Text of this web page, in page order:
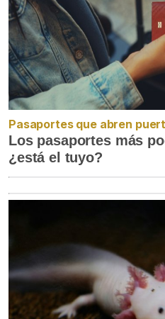
Pasaportes que abren
Los pasaportes más
¿está el tuyo?